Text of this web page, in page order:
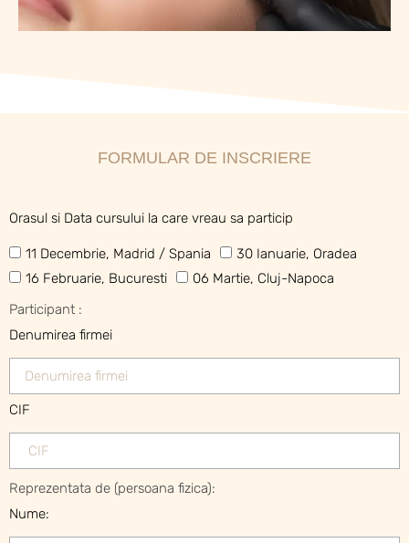
FORMULAR DE INSCRIERE
Orasul si Data cursului la care vreau sa particip
11 Decembrie​, Madrid / Spania​
30 Ianuarie, Oradea
16 Februarie, Bucuresti
06 Martie, Cluj-Napoca
Participant :
Denumirea firmei
CIF
Reprezentata de (persoana fizica):
Nume: